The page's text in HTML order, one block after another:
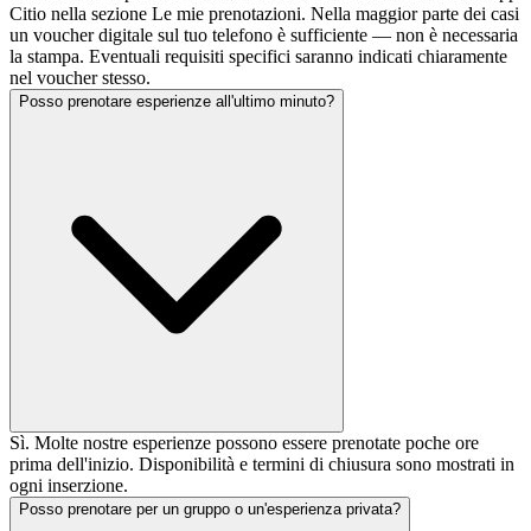
Citio nella sezione Le mie prenotazioni. Nella maggior parte dei casi
un voucher digitale sul tuo telefono è sufficiente — non è necessaria
la stampa. Eventuali requisiti specifici saranno indicati chiaramente
nel voucher stesso.
Posso prenotare esperienze all'ultimo minuto?
Sì. Molte nostre esperienze possono essere prenotate poche ore
prima dell'inizio. Disponibilità e termini di chiusura sono mostrati in
ogni inserzione.
Posso prenotare per un gruppo o un'esperienza privata?